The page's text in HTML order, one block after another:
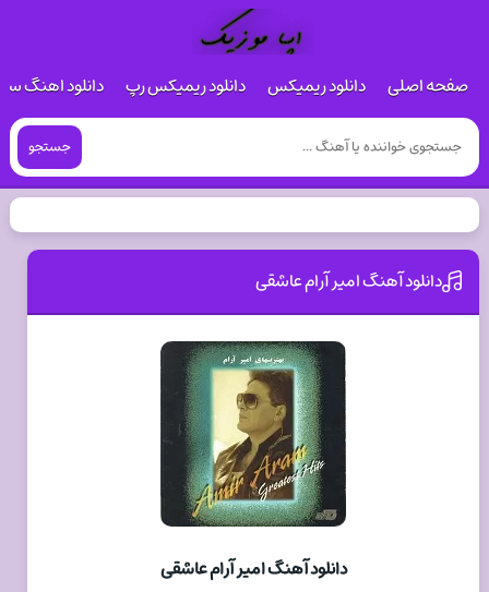
صفحه اصلی دانلود ریمیکس دانلود ریمیکس رپ دانلود اهنگ
جستجو
دانلود آهنگ امیر آرام عاشقی
دانلود آهنگ امیر آرام عاشقی